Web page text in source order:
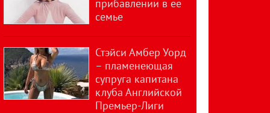
прибавлении в ее
семье
Стэйси Амбер Уорд
– пламенеющая
супруга капитана
клуба Английской
Премьер-Лиги